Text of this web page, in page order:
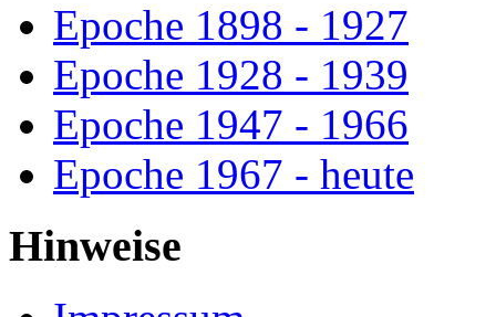
Epoche 1898 - 1927
Epoche 1928 - 1939
Epoche 1947 - 1966
Epoche 1967 - heute
Hinweise